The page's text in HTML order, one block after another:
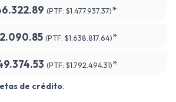
(PTF: $1.477.937.37)*
(PTF: $1.638.817.64)*
(PTF: $1.792.494.31)*
de crédito.